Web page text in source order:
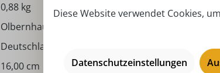
0,88 kg
Olbernhau | Erzgebirge
Deutschland - Made in Germany
16,00 cm
Diese Website verwendet Cookies,
Datenschutzeinstellungen